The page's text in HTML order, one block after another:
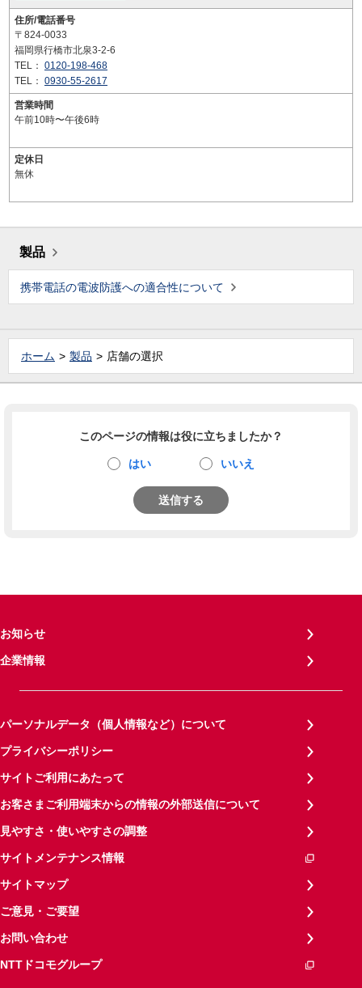
住所/電話番号
〒824-0033
福岡県行橋市北泉3-2-6
TEL： 0120-198-468
TEL： 0930-55-2617
営業時間
午前10時〜午後6時
定休日
無休
製品
携帯電話の電波防護への適合性について
ホーム 製品 店舗の選択
このページの情報は役に立ちましたか？
はい いいえ
送信する
お知らせ
企業情報
パーソナルデータ（個人情報など）について
プライバシーポリシー
サイトご利用にあたって
お客さまご利用端末からの情報の外部送信について
見やすさ・使いやすさの調整
サイトメンテナンス情報
サイトマップ
ご意見・ご要望
お問い合わせ
NTTドコモグループ